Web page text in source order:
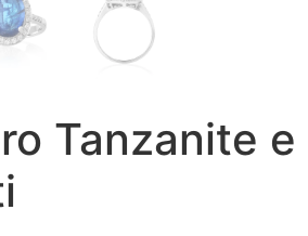
Tanzanite e